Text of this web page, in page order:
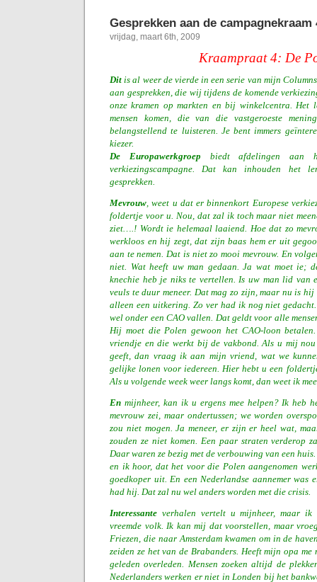
Gesprekken aan de campagnekraam
vrijdag, maart 6th, 2009
Kraampraat 4: De
Dit is al weer de vierde in een serie van mijn
aan gesprekken, die wij tijdens de komende
onze kramen op markten en bij winkelcentra. Het
mensen komen, die van die vastgeroeste
belangstellend te luisteren. Je bent immers
kiezer.
De Europawerkgroep biedt afdelingen aan
verkiezingscampagne. Dat kan inhouden het
gesprekken.
Mevrouw , weet u dat er binnenkort Europese
foldertje voor u. Nou, dat zal ik toch maar niet
ziet….! Wordt ie helemaal laaiend. Hoe dat zo
werkloos en hij zegt, dat zijn baas hem er uit
aan te nemen. Dat is niet zo mooi mevrouw. En
niet. Wat heeft uw man gedaan. Ja wat moet ie;
knechie heb je niks te vertellen. Is uw man lid van
veuls te duur meneer. Dat mag zo zijn, maar nu is
alleen een uitkering. Zo ver had ik nog niet
wel onder een CAO vallen. Dat geldt voor alle
Hij moet die Polen gewoon het CAO-loon
vriendje en die werkt bij de vakbond. Als u mij
geeft, dan vraag ik aan mijn vriend, wat we
gelijke lonen voor iedereen. Hier hebt u een
Als u volgende week weer langs komt, dan weet ik
En mijnheer, kan ik u ergens mee helpen? Ik heb
mevrouw zei, maar ondertussen; we worden
zou niet mogen. Ja meneer, er zijn er heel wat,
zouden ze niet komen. Een paar straten verderop
Daar waren ze bezig met de verbouwing van een
en ik hoor, dat het voor die Polen aangenomen
goedkoper uit. En een Nederlandse aannemer was
had hij. Dat zal nu wel anders worden met die crisis.
Interessante verhalen vertelt u mijnheer, maar
vreemde volk. Ik kan mij dat voorstellen, maar
Friezen, die naar Amsterdam kwamen om in de
zeiden ze het van de Brabanders. Heeft mijn opa
geleden overleden. Mensen zoeken altijd de
Nederlanders werken er niet in Londen bij het